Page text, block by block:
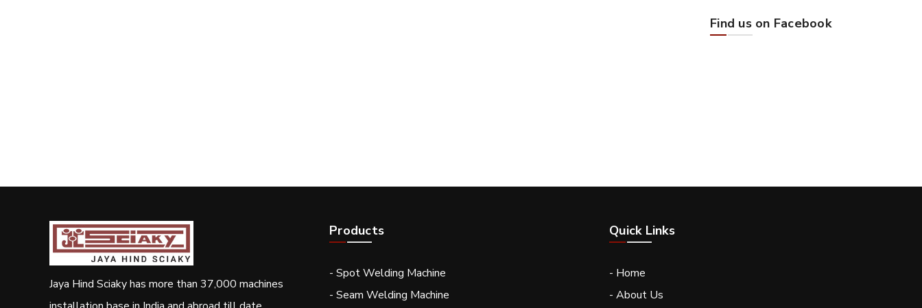
Find us on Facebook
Jaya Hind Sciaky has more than 37,000 machines
Products
- Spot Welding Machine
- Seam Welding Machine
Quick Links
- Home
- About Us